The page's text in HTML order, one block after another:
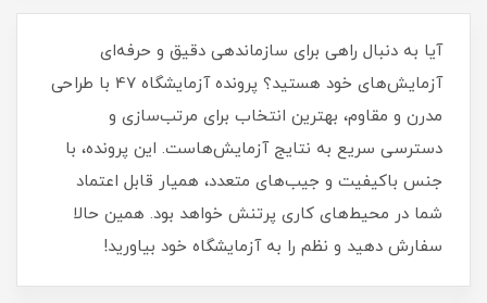
آیا به دنبال راهی برای سازماندهی دقیق و حرفه‌ای
آزمایش‌های خود هستید؟ پرونده آزمایشگاه 47 با طراحی
مدرن و مقاوم، بهترین انتخاب برای مرتب‌سازی و
دسترسی سریع به نتایج آزمایش‌هاست. این پرونده، با
جنس باکیفیت و جیب‌های متعدد، همیار قابل اعتماد
شما در محیط‌های کاری پرتنش خواهد بود. همین حالا
سفارش دهید و نظم را به آزمایشگاه خود بیاورید!